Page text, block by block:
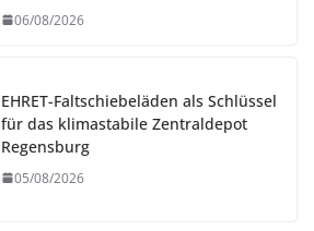
06/08/2026
EHRET-Faltschiebeläden als Schlüssel
für das klimastabile Zentraldepot
Regensburg
05/08/2026